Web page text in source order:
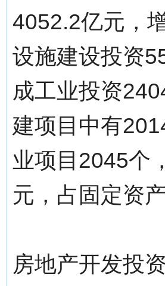
4052.2亿元，
设施建设投资
成工业投资
建项目中有
业项目2045个
元，占固定资
房地产开发投